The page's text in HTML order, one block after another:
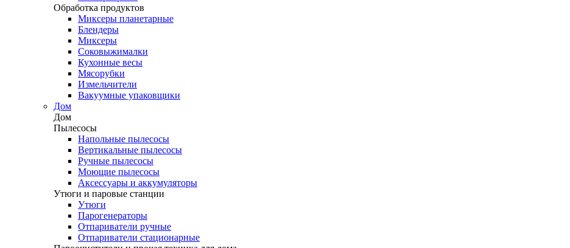
Обработка продуктов
Миксеры планетарные
Блендеры
Миксеры
Соковыжималки
Кухонные весы
Мясорубки
Измельчители
Вакуумные упаковщики
Дом
Дом
Пылесосы
Напольные пылесосы
Вертикальные пылесосы
Ручные пылесосы
Моющие пылесосы
Аксессуары и аккумуляторы
Утюги и паровые станции
Утюги
Парогенераторы
Отпариватели ручные
Отпариватели стационарные